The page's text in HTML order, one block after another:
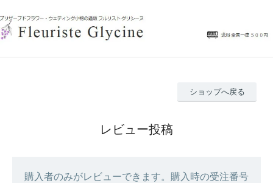
ショップへ戻る
レビュー投稿
購入者のみがレビューできます。購入時の受注番号